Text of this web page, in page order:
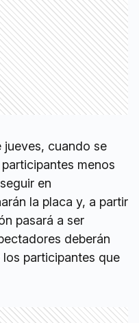
jueves, cuando se
menos
en
la placa y, a partir
pasará a ser
deberán
participantes que